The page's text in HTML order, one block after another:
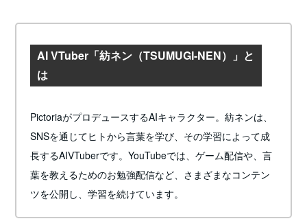
AI VTuber「紡ネン（TSUMUGI-NEN）」と
は
PictoriaがプロデュースするAIキャラクター。紡ネンは、
SNSを通じてヒトから言葉を学び、その学習によって成
長するAIVTuberです。YouTubeでは、ゲーム配信や、言
葉を教えるためのお勉強配信など、さまざまなコンテン
ツを公開し、学習を続けています。